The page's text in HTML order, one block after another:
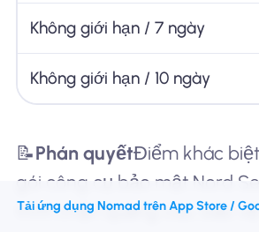
Không giới hạn / 7 ngày
Không giới hạn / 10 ngày
📝Phán quyếtĐiểm khác
gói công cụ bảo mật Nord
trình chặn quảng cáo, bảo vệ
Tải ứng dụng Nomad trên App Store /